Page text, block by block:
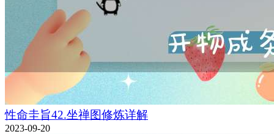
性命圭旨42.坐禅图修炼详解
2023-09-20